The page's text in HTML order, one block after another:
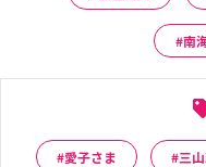
南
愛子さま 三